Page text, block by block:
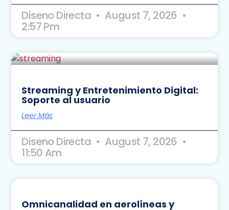
Diseno Directa August 7, 2026
2:57 Pm
Streaming y Entretenimiento Digital:
Soporte al usuario
Leer Más
Diseno Directa August 7, 2026
11:50 Am
Omnicanalidad en aerolíneas y